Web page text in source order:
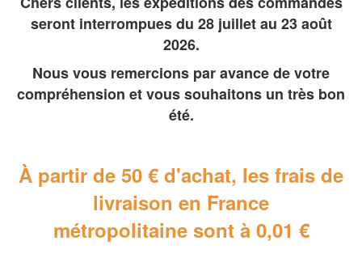
seront interrompues du 28 juillet au 23 août
2026.
Nous vous remercions par avance de votre
compréhension et vous souhaitons un très bon
été.
À partir de 50 € d'achat, les frais de
livraison en France
métropolitainesont à 0,01 €